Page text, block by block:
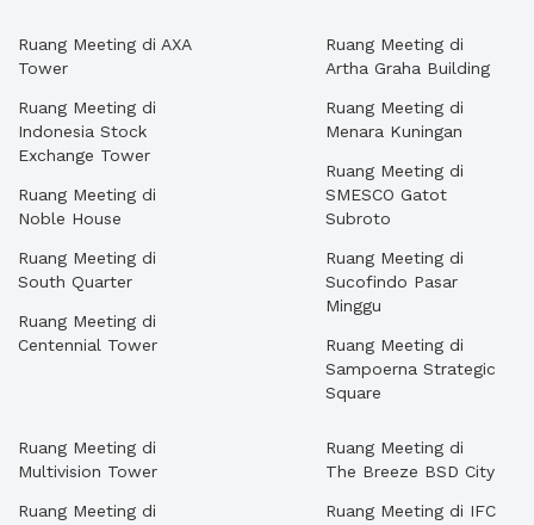
Ruang Meeting di AXA
Tower
Ruang Meeting di
Indonesia Stock
Exchange Tower
Ruang Meeting di
Noble House
Ruang Meeting di
South Quarter
Ruang Meeting di
Centennial Tower
Ruang Meeting di
Artha Graha Building
Ruang Meeting di
Menara Kuningan
Ruang Meeting di
SMESCO Gatot
Subroto
Ruang Meeting di
Sucofindo Pasar
Minggu
Ruang Meeting di
Sampoerna Strategic
Square
Ruang Meeting di
Multivision Tower
Ruang Meeting di
Ruang Meeting di
The Breeze BSD City
Ruang Meeting di IFC